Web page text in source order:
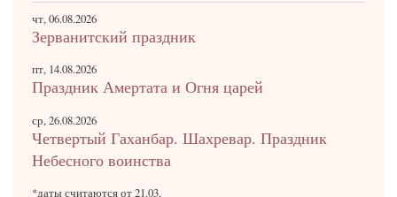
чт, 06.08.2026
Зерванитский праздник
пт, 14.08.2026
Праздник Амертата и Огня царей
ср, 26.08.2026
Четвертый Гаханбар. Шахревар. Праздник
Небесного воинства
*даты считаются от 21.03,